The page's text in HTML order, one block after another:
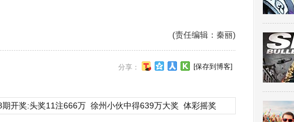
(责任编辑：秦丽)
分享： [保存到博客]
期开奖:头奖11注666万 徐州小伙中得639万大奖 体彩摇奖